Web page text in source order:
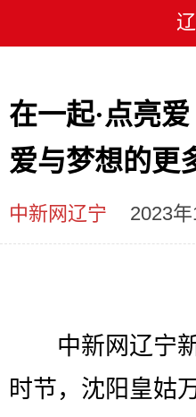
在一起·点亮
爱与梦想的更
中新网辽宁 2023
中新网辽宁新
时节，沈阳皇姑